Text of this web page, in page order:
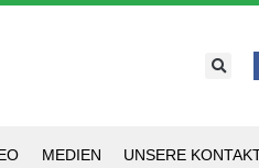
MEDIEN UNSERE